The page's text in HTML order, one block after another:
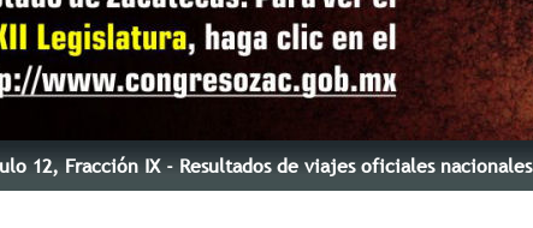
12, Fracción IX- Resultados de viajes oficiales nacionales